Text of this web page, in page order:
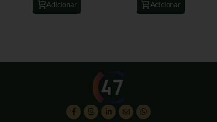
Adicionar Adicionar